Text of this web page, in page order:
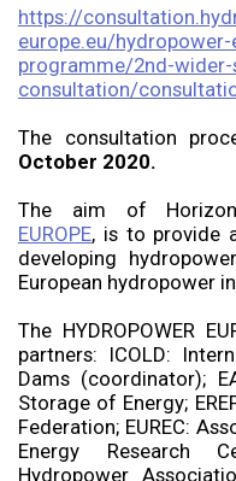
https://
europe.eu/
programme/2nd-
consultation/
The consultation
October 2020.
The aim of
EUROPE, is to provide
developing
European hydropower
The HYDROPOWER
partners: ICOLD:
Dams (coordinator);
Storage of Energy;
Federation; EUREC:
Energy Research
Hydropower